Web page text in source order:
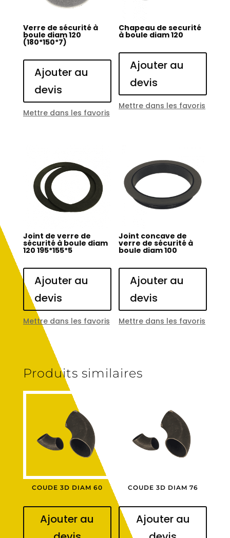
Verre de sécurité à
boule diam 120
(180*150*7)
Ajouter au
devis
Mettre dans les favoris
Chapeau de securité
à boule diam 120
Ajouter au
devis
Mettre dans les favoris
Joint de verre de
sécurité à boule diam
120 195*155*5
Ajouter au
devis
Mettre dans les favoris
Joint concave de
verre de sécurité à
boule diam 100
Ajouter au
devis
Mettre dans les favoris
Produits similaires
COUDE 3D DIAM 60
Ajouter au
COUDE 3D DIAM 76
Ajouter au